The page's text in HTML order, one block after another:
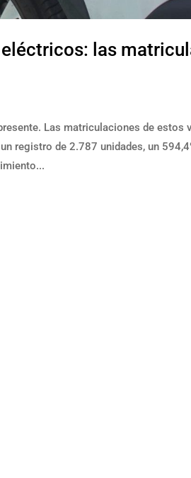
las
Las matriculaciones de estos
registro de 2.787 unidades, un